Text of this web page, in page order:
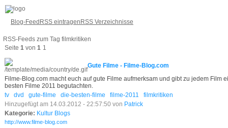
Blog-Feed RSS eintragen RSS Verzeichnisse
RSS-Feeds zum Tag filmkritiken
Seite 1 von 1 1
Gute Filme - Filme-Blog.com
Filme-Blog.com macht euch auf gute Filme aufmerksam und gibt zu jedem Film
besten Filme 2011 begutachten.
tv
dvd gute-filme die-besten-filme filme-2011
filmkritiken
Hinzugefügt am 14.03.2012 - 22:57:50 von Patrick
Kategorie: Kultur Blogs
http://www.filme-blog.com